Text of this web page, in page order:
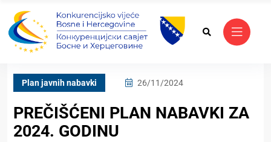
Plan javnih nabavki 26/11/2024
PREČIŠĆENI PLAN NABAVKI ZA
2024. GODINU